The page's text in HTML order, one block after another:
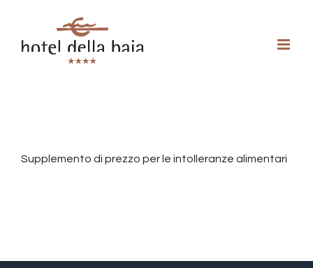
Supplemento di prezzo per le intolleranze alimentari